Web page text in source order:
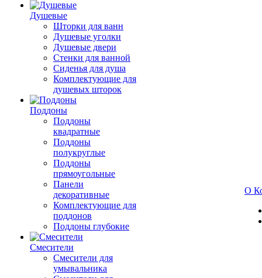
Душевые
Шторки для ванн
Душевые уголки
Душевые двери
Стенки для ванной
Сиденья для душа
Комплектующие для
душевых шторок
Поддоны
Поддоны
квадратные
Поддоны
полукруглые
Поддоны
прямоугольные
Панели
декоративные
Комплектующие для
поддонов
Поддоны глубокие
Смесители
Смесители для
умывальника
О